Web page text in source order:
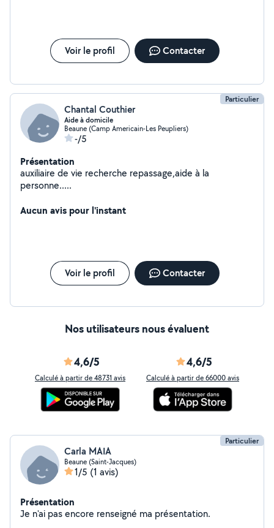
Voir le profil Contacter
Particulier
Chantal Couthier
Aide à domicile
Beaune (Camp Americain-Les Peupliers)
-/5
Présentation
auxiliaire de vie recherche repassage,aide à la
personne.....
Aucun avis pour l'instant
Voir le profil Contacter
Nos utilisateurs nous évaluent
4,6/5
Calculé à partir de 48731 avis
4,6/5
Calculé à partir de 66000 avis
Particulier
Carla MAIA
Beaune (Saint-Jacques)
1/5 (1 avis)
Présentation
Je n'ai pas encore renseigné ma présentation.